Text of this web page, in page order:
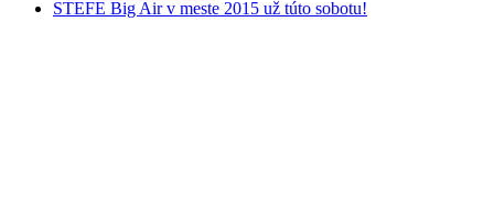
STEFE Big Air v meste 2015 už túto sobotu!